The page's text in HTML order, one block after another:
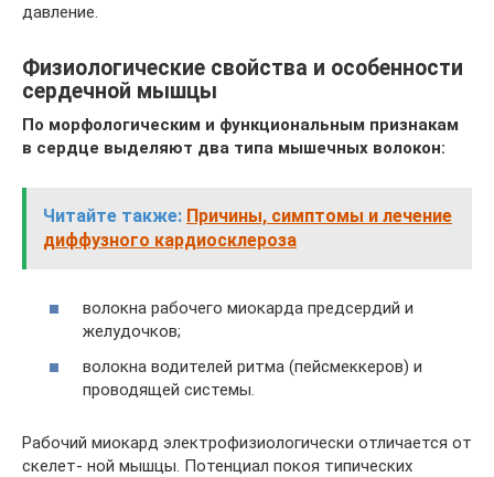
давление.
Физиологические свойства и особенности
сердечной мышцы
По морфологическим и функциональным признакам
в сердце выделяют два типа мышечных волокон:
Читайте также: Причины, симптомы и лечение
диффузного кардиосклероза
волокна рабочего миокарда предсердий и
желудочков;
волокна водителей ритма (пейсмеккеров) и
проводящей системы.
Рабочий миокард электрофизиологически отличается от
скелет- ной мышцы. Потенциал покоя типических